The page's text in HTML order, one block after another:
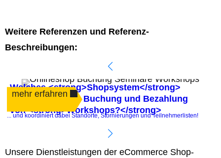
Weitere Referenzen und Referenz-
Beschreibungen:
Welches <strong>Shopsystem</strong>
automatisiert die Buchung und Bezahlung
von <strong>Workshops?</strong>
mehr erfahren
... und koordiniert dabei Standorte, Stornierungen und Teilnehmerlisten!
Unsere Dienstleistungen der eCommerce Shop-